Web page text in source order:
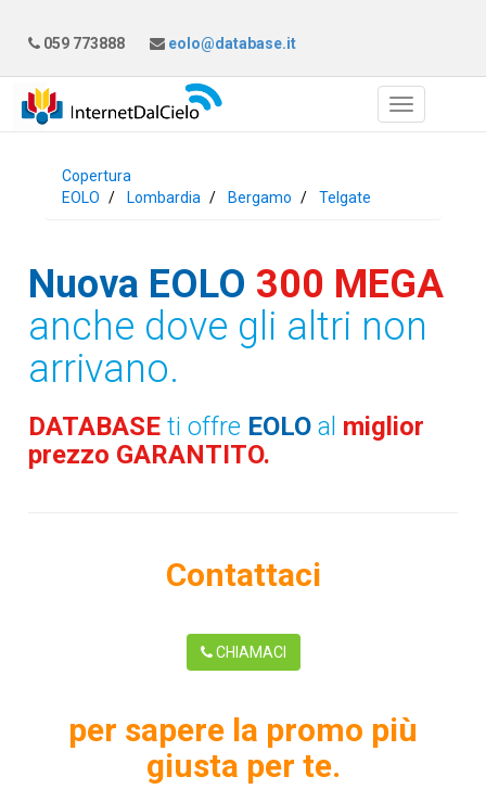
059 773888 eolo@database.it
Copertura
EOLO
Lombardia Bergamo Telgate
Nuova EOLO 300 MEGA
anche dove gli altri non
arrivano.
DATABASEti offre EOLO al miglior
prezzo GARANTITO.
Contattaci
CHIAMACI
per sapere la promo più
giusta per te.